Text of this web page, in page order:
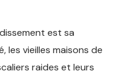
est sa
les vieilles maisons de
raides et leurs